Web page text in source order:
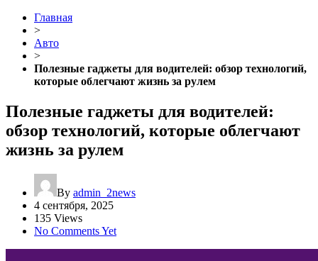
Главная
>
Авто
>
Полезные гаджеты для водителей: обзор технологий,
которые облегчают жизнь за рулем
Полезные гаджеты для водителей:
обзор технологий, которые облегчают
жизнь за рулем
By admin_2news
4 сентября, 2025
135 Views
No Comments Yet